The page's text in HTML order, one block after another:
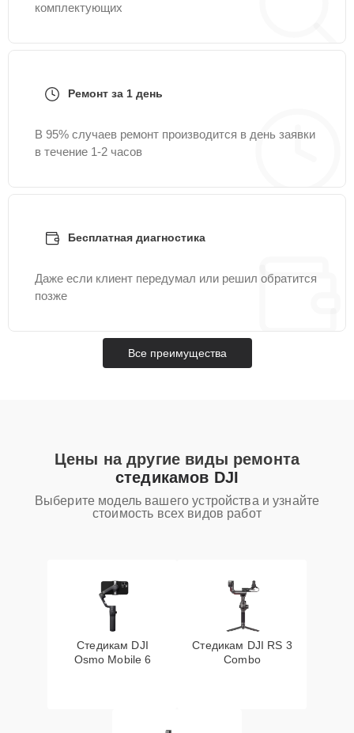
комплектующих
Ремонт за 1 день
В 95% случаев ремонт производится в день заявки
в течение 1-2 часов
Бесплатная диагностика
Даже если клиент передумал или решил обратится
позже
Все преимущества
Цены на другие виды ремонта
стедикамов DJI
Выберите модель вашего устройства и узнайте
стоимость всех видов работ
Стедикам DJI
Osmo Mobile 6
Стедикам DJI RS 3
Combo